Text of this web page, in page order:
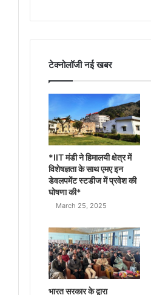
टेक्नोलॉजी नई खबर
*IIT मंडी ने हिमालयी क्षेत्र में
विशेषज्ञता के साथ एमए इन
डेवलपमेंट स्टडीज में प्रवेश की
घोषणा की*
March 25, 2025
भारत सरकार के द्वारा